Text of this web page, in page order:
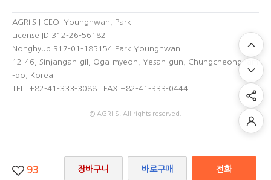
93 장바구니 바로구매 전화
AGRIIS | CEO: Younghwan, Park
License ID 312-26-56182
Nonghyup 317-01-185154 Park Younghwan
12-46, Sinjangan-gil, Oga-myeon, Yesan-gun, Chungcheongnam
-do, Korea
TEL. +82-41-333-3088 | FAX +82-41-333-0444
© AGRIIS. All rights reserved.